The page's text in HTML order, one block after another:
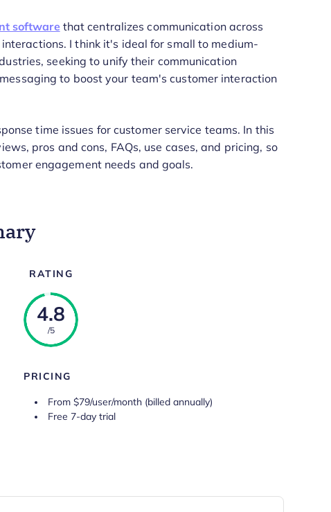
software that centralizes communication across
I think it's ideal for small to medium-
seeking to unify their communication
to boost your team's customer interaction
time issues for customer service teams. In this
pros and cons, FAQs, use cases, and pricing, so
engagement needs and goals.
RATING
4.8
/5
PRICING
From $79/user/month (billed annually)
Free 7-day trial